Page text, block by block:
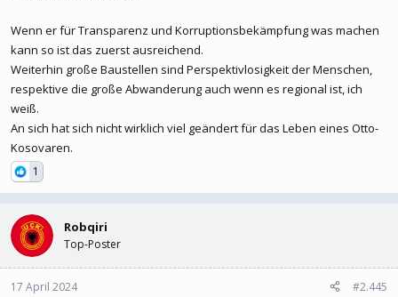
Wenn er für Transparenz und Korruptionsbekämpfung was machen
kann so ist das zuerst ausreichend.
Weiterhin große Baustellen sind Perspektivlosigkeit der Menschen,
respektive die große Abwanderung auch wenn es regional ist, ich
weiß.
An sich hat sich nicht wirklich viel geändert für das Leben eines Otto-
Kosovaren.
1
Robqiri
Top-Poster
17 April 2024 #2.445